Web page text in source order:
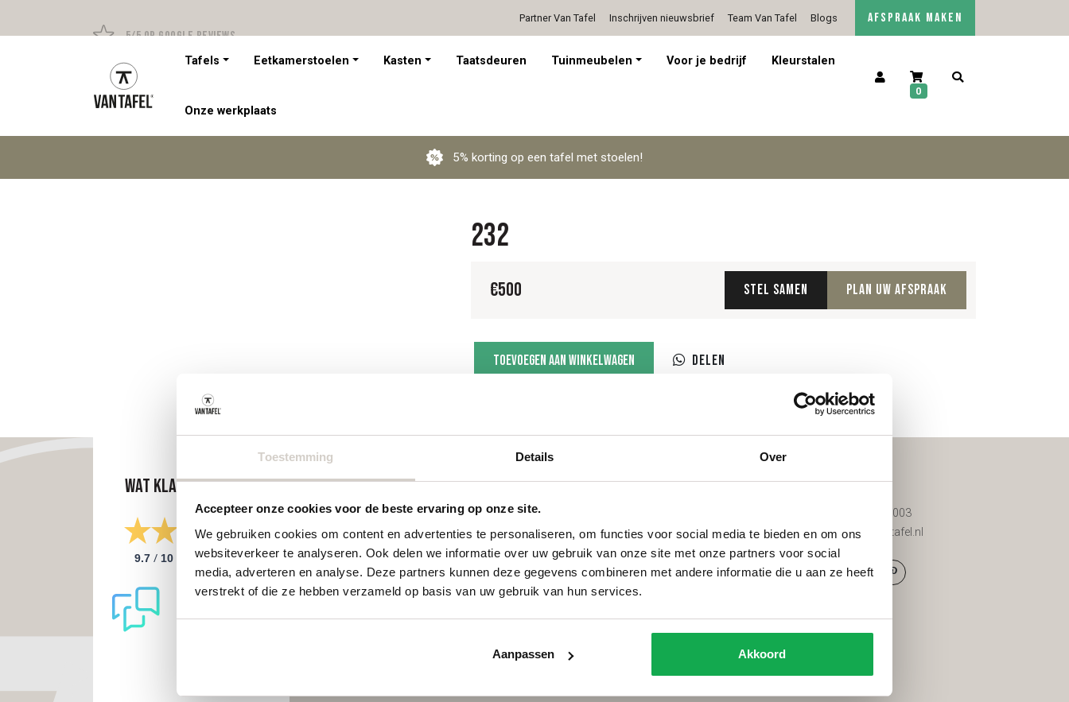
Toestemming Details Over
Accepteer onze cookies voor de beste ervaring op onze site.
We gebruiken cookies om content en advertenties te personaliseren, om functies voor social media te bieden en om ons
websiteverkeer te analyseren. Ook delen we informatie over uw gebruik van onze site met onze partners voor social
media, adverteren en analyse. Deze partners kunnen deze gegevens combineren met andere informatie die u aan ze heeft
verstrekt of die ze hebben verzameld op basis van uw gebruik van hun services.
Aanpassen Akkoord
5/5 op Google Reviews Persoonlijk advies op afspraak 5/5 op Google Reviews
Partner Van Tafel Inschrijven nieuwsbrief Team Van Tafel Blogs
Contact
AFSPRAAK MAKEN
Tafels Eetkamerstoelen Kasten Taatsdeuren Tuinmeubelen Voor je bedrijf Kleurstalen
Onze werkplaats
0
5% korting op een tafel met stoelen!
232
€500 Stel samen Plan uw afspraak
aantalToevoegen aan winkelwagen Delen
Wat klanten zeggen
9.7 / 10 298 reviews
Categorieën
Ovale tafels
Deens ovale tafels
Fins ovale tafels
Plat ovale tafels
Organische tafels
Boomstamtafels
Services
Onderhoud tuinmeubels
Bestellen
Betalen
Contact
085 200 8003
info@vantafel.nl